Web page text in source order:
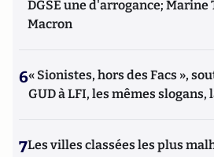
DGSE une d'arrogance;
Macron
6« Sionistes, hors des Facs »,
GUD à LFI, les mêmes slogans,
7Les villes classées les plus